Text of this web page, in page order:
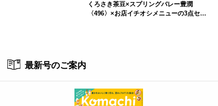
くろさき茶豆×スプリングバレー豊潤
〈496〉×お店イチオシメニューの3点セッ
最新号のご案内